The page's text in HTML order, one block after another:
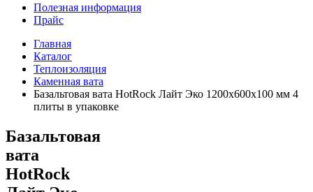
Полезная информация
Прайс
Главная
Каталог
Теплоизоляция
Каменная вата
Базальтовая вата HotRock Лайт Эко 1200x600x100 мм 4
плиты в упаковке
Базальтовая
вата
HotRock